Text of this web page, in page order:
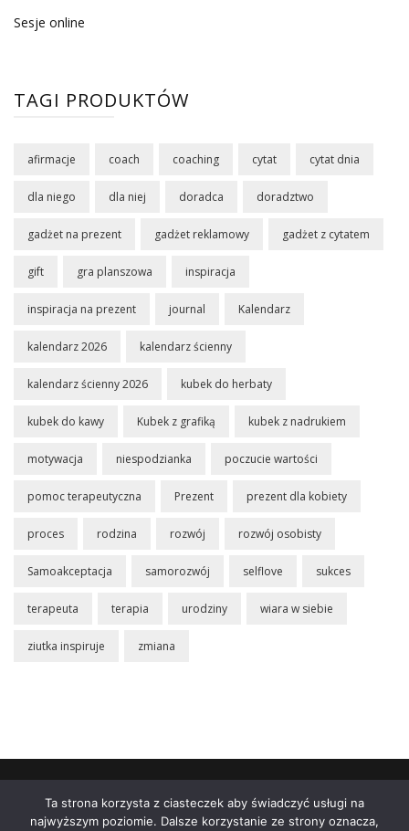
Sesje online
TAGI PRODUKTÓW
afirmacje coach coaching cytat cytat dnia
dla niego dla niej doradca doradztwo
gadżet na prezent gadżet reklamowy gadżet z cytatem
gift gra planszowa inspiracja
inspiracja na prezent journal Kalendarz
kalendarz 2026 kalendarz ścienny
kalendarz ścienny 2026 kubek do herbaty
kubek do kawy Kubek z grafiką kubek z nadrukiem
motywacja niespodzianka poczucie wartości
pomoc terapeutyczna Prezent prezent dla kobiety
proces rodzina rozwój rozwój osobisty
Samoakceptacja samorozwój selflove sukces
terapeuta terapia urodziny wiara w siebie
ziutka inspiruje zmiana
konto
Polityka prywatności
Dane Firmy
Ta strona korzysta z ciasteczek aby świadczyć usługi na
najwyższym poziomie. Dalsze korzystanie ze strony oznacza,